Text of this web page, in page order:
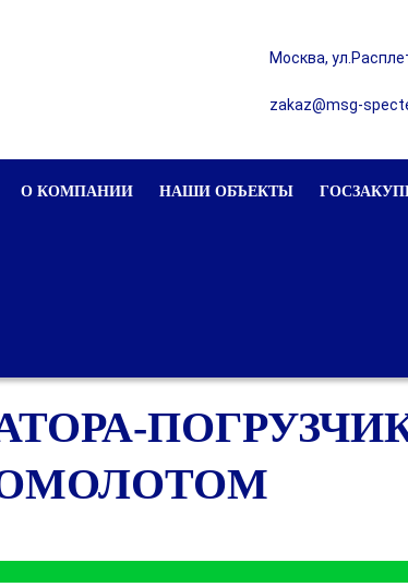
О КОМПАНИИ НАШИ ОБЪЕКТЫ
Москва,
zakaz@msg-